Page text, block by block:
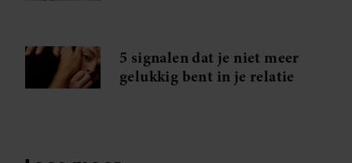
5 signalen dat je niet meer
gelukkig bent in je relatie